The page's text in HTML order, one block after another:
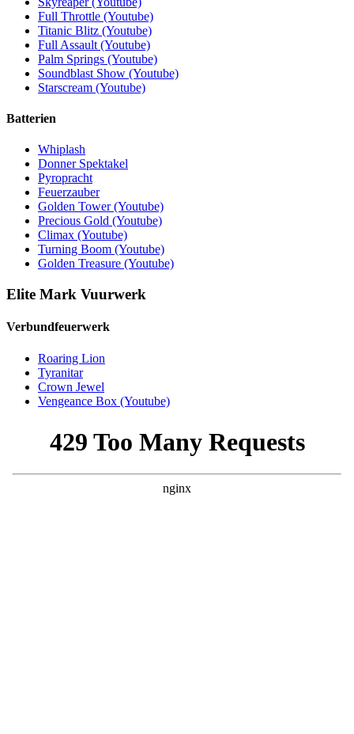
Full Throttle (Youtube)
Titanic Blitz (Youtube)
Full Assault (Youtube)
Palm Springs (Youtube)
Soundblast Show (Youtube)
Starscream (Youtube)
Batterien
Whiplash
Donner Spektakel
Pyropracht
Feuerzauber
Golden Tower (Youtube)
Precious Gold (Youtube)
Climax (Youtube)
Turning Boom (Youtube)
Golden Treasure (Youtube)
Elite Mark Vuurwerk
Verbund­feuerwerk
Roaring Lion
Tyranitar
Crown Jewel
Vengeance Box (Youtube)